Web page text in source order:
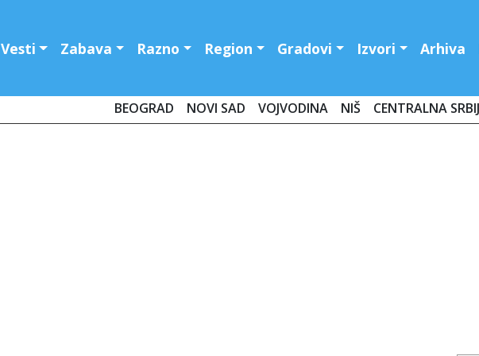
Vesti Zabava Razno Region Gradovi Izvori Arhiva
BEOGRAD NOVI SAD VOJVODINA NIŠ CENTRALNA